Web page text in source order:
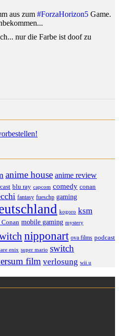
aus zum #ForzaHorizon5 Game.
nur die Farbe ist doof zu
anime house anime review
blu ray capcom comedy conan
fantasy fueschp gaming
kogoro ksm
mobile gaming mystery
nipponart ova films podcast
enix super mario switch
film verlosung wii u